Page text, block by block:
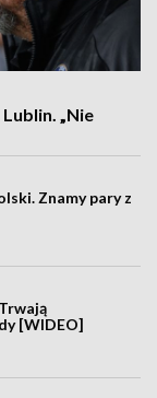
„Nie
Znamy pary z
[WIDEO]